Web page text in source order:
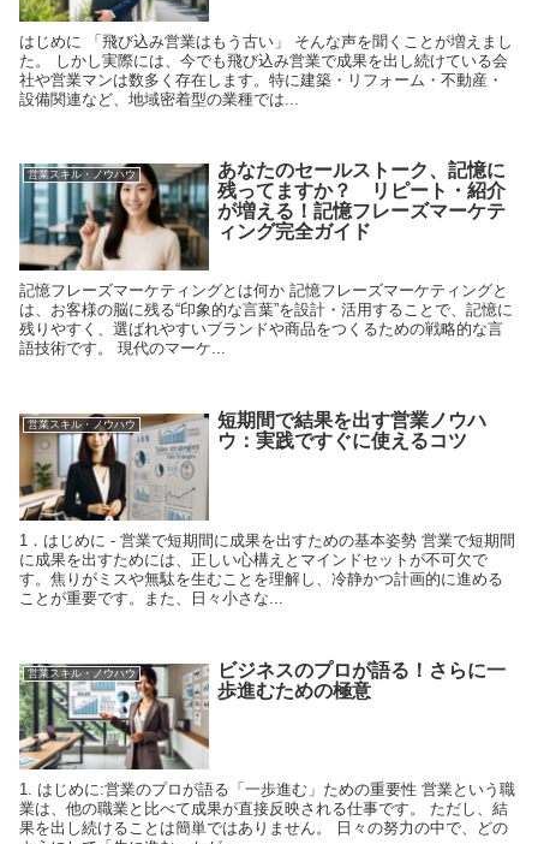
はじめに 「飛び込み営業はもう古い」 そんな声を聞くことが増えまし
た。 しかし実際には、今でも飛び込み営業で成果を出し続けている会
社や営業マンは数多く存在します。特に建築・リフォーム・不動産・
設備関連など、地域密着型の業種では...
営業スキル・ノウハウ
あなたのセールストーク、記憶に
残ってますか？ リピート・紹介
が増える！記憶フレーズマーケテ
ィング完全ガイド
記憶フレーズマーケティングとは何か 記憶フレーズマーケティングと
は、お客様の脳に残る“印象的な言葉”を設計・活用することで、記憶に
残りやすく、選ばれやすいブランドや商品をつくるための戦略的な言
語技術です。 現代のマーケ...
営業スキル・ノウハウ
短期間で結果を出す営業ノウハ
ウ：実践ですぐに使えるコツ
1．はじめに - 営業で短期間に成果を出すための基本姿勢 営業で短期間
に成果を出すためには、正しい心構えとマインドセットが不可欠で
す。焦りがミスや無駄を生むことを理解し、冷静かつ計画的に進める
ことが重要です。また、日々小さな...
営業スキル・ノウハウ
ビジネスのプロが語る！さらに一
歩進むための極意
1. はじめに:営業のプロが語る「一歩進む」ための重要性 営業という職
業は、他の職業と比べて成果が直接反映される仕事です。 ただし、結
果を出し続けることは簡単ではありません。 日々の努力の中で、どの